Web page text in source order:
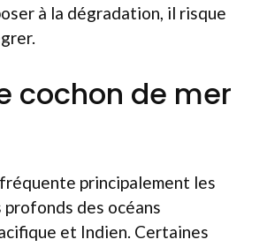
à la dégradation, il risque
cochon de mer
principalement les
profonds des océans
et Indien. Certaines